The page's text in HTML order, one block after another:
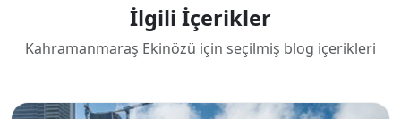
İlgili İçerikler
Kahramanmaraş Ekinözü için seçilmiş blog içerikleri